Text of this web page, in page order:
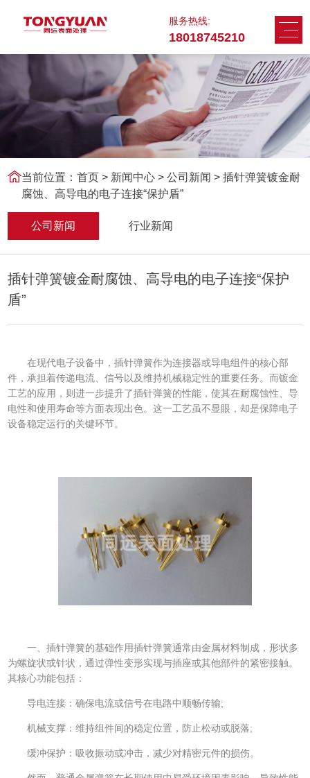
服务热线:
18018745210
当前位置：首页 > 新闻中心 >公司新闻 > 插针弹簧镀金耐
腐蚀、高导电的电子连接“保护盾”
公司新闻 行业新闻
插针弹簧镀金耐腐蚀、高导电的电子连接“保护
盾”
在现代电子设备中，插针弹簧作为连接器或导电组件的核心部
件，承担着传递电流、信号以及维持机械稳定性的重要任务。而镀金
工艺的应用，则进一步提升了插针弹簧的性能，使其在耐腐蚀性、导
电性和使用寿命等方面表现出色。这一工艺虽不显眼，却是保障电子
设备稳定运行的关键环节。
一、插针弹簧的基础作用插针弹簧通常由金属材料制成，形状多
为螺旋状或针状，通过弹性变形实现与插座或其他部件的紧密接触。
其核心功能包括：
导电连接：确保电流或信号在电路中顺畅传输;
机械支撑：维持组件间的稳定位置，防止松动或脱落;
缓冲保护：吸收振动或冲击，减少对精密元件的损伤。